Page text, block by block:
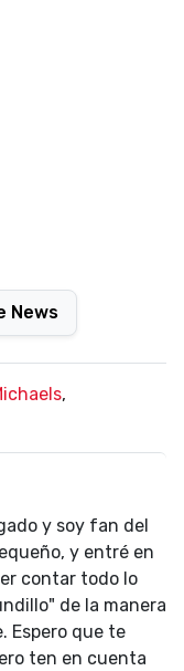
News
,
y soy fan del
y entré en
contar todo lo
de la manera
Espero que te
ten en cuenta